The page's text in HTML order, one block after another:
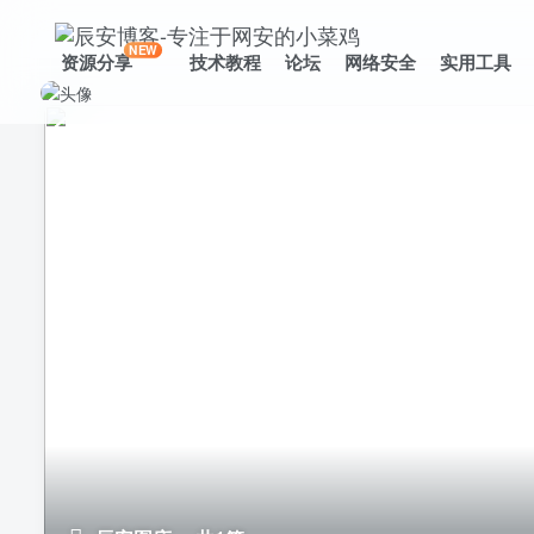
资源分享NEW 技术教程 论坛 网络安全 实用工具